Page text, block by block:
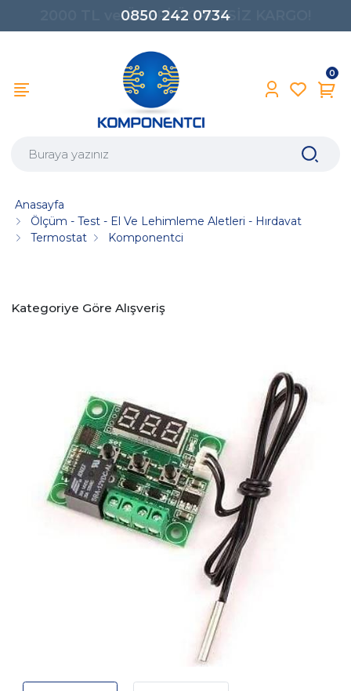
0850 242 0734
0
Anasayfa
Ölçüm - Test - El Ve Lehimleme Aletleri - Hırdavat
Termostat
Komponentci
Kategoriye Göre Alışveriş